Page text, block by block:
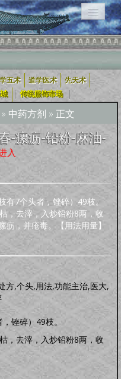
会科技 学术研究 宗教融合
古典小
说
外国文
学
新约旧可兰经
约
纪实文
学
佛教经
基元指数 康寿指数
先天指数
文化活动 海宇天堂
五力三要
相术
药酒秘方 经络穴位
道医药浴
五术 道学医术
先天术
| 传统服饰市场 |
» 中药方剂 » 正文
-瘰疬-铅粉-麻油-
入
7个头者，锉碎）49枝。
，去滓，入炒铅粉8两，收
，并疮毒。【用法用量】
方,个头,用法,功能主治,医大,
，锉碎）49枝。
，去滓，入炒铅粉8两，收